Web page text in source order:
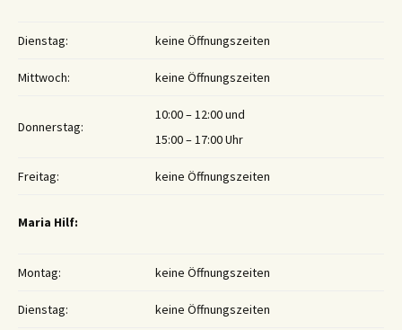
Dienstag: keine Öffnungszeiten
Mittwoch: keine Öffnungszeiten
Donnerstag:
10:00 – 12:00 und
15:00 – 17:00 Uhr
Freitag: keine Öffnungszeiten
Maria Hilf:
Montag: keine Öffnungszeiten
Dienstag: keine Öffnungszeiten